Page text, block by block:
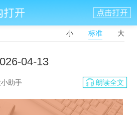
小 标准 大
04-13
助手 朗读全文